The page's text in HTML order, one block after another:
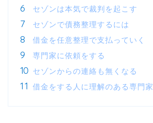
セゾンは本気で裁判を起こす
セゾンで債務整理するには
借金を任意整理で支払っていく
専門家に依頼をする
セゾンからの連絡も無くなる
借金をする人に理解のある専門家